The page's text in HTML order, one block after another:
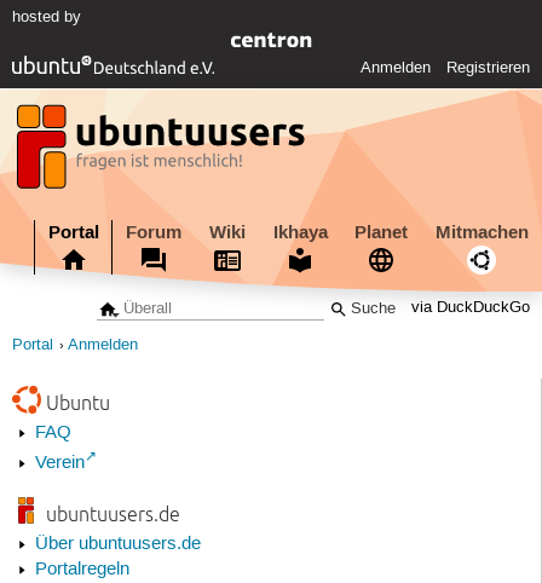
hosted by
Anmelden Registrieren
Portal Forum Wiki Ikhaya Planet Mitmachen
via DuckDuckGo
Portal Anmelden
Ubuntu
FAQ
Verein
ubuntuusers.de
Über ubuntuusers.de
Portalregeln